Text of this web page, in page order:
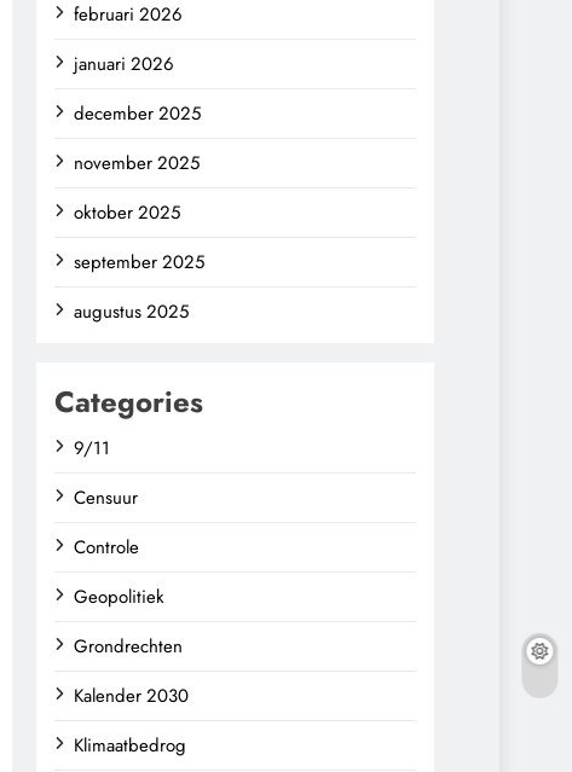
februari 2026
januari 2026
december 2025
november 2025
oktober 2025
september 2025
augustus 2025
Categories
9/11
Censuur
Controle
Geopolitiek
Grondrechten
Kalender 2030
Klimaatbedrog